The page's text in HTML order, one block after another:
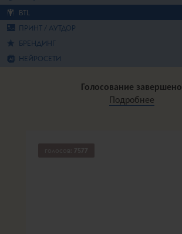
BTL
ПРИНТ / АУТДОР
БРЕНДИНГ
НЕЙРОСЕТИ
Голосование завершено
Подробнее